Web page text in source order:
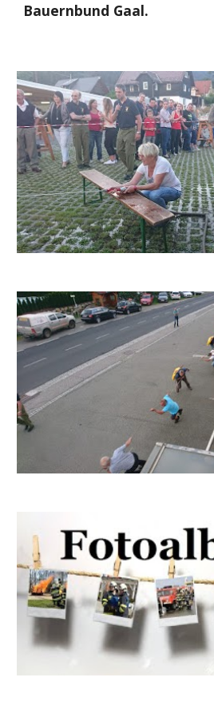
Bauernbund Gaal.